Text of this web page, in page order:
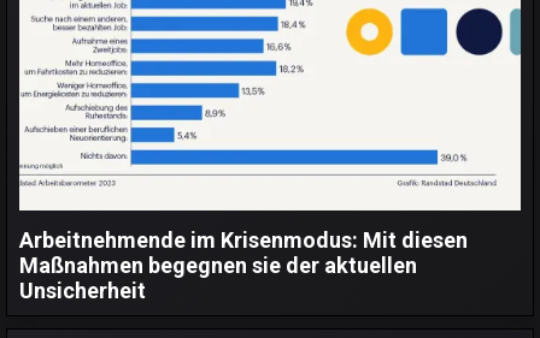
Arbeitnehmende im Krisenmodus: Mit diesen
Maßnahmen begegnen sie der aktuellen
Unsicherheit